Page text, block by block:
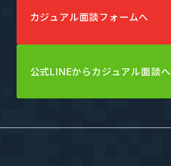
カジュアル面談フォームへ
公式LINEからカジュアル面談へ